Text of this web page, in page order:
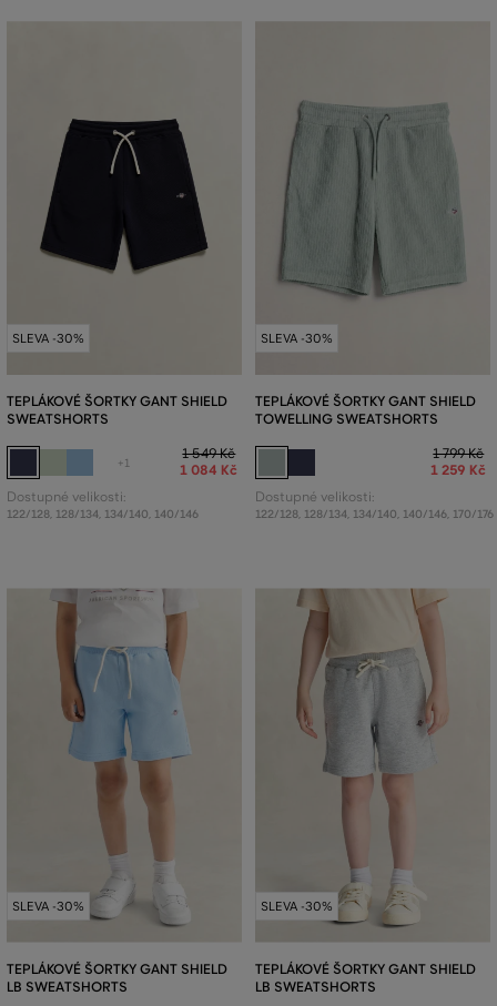
SLEVA -30%
TEPLÁKOVÉ ŠORTKY GANT SHIELD
SWEATSHORTS
+1
1 549 Kč
1 084 Kč
Dostupné velikosti:
122/128, 128/134, 134/140, 140/146
SLEVA -30%
TEPLÁKOVÉ ŠORTKY GANT SHIELD
TOWELLING SWEATSHORTS
1 799 Kč
1 259 Kč
Dostupné velikosti:
122/128, 128/134, 134/140, 140/146, 170/176
SLEVA -30%
TEPLÁKOVÉ ŠORTKY GANT SHIELD
LB SWEATSHORTS
SLEVA -30%
TEPLÁKOVÉ ŠORTKY GANT SHIELD
LB SWEATSHORTS